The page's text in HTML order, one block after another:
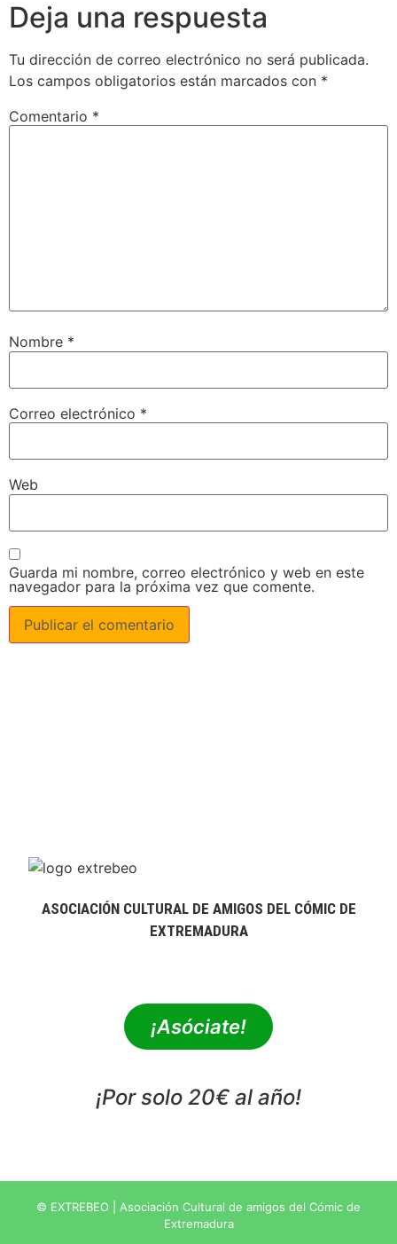
Deja una respuesta
Tu dirección de correo electrónico no será publicada.
Los campos obligatorios están marcados con *
Comentario *
Nombre *
Correo electrónico *
Web
Guarda mi nombre, correo electrónico y web en este
navegador para la próxima vez que comente.
ASOCIACIÓN CULTURAL DE AMIGOS DEL CÓMIC DE
EXTREMADURA
¡Asóciate!
¡Por solo 20€ al año!
© EXTREBEO | Asociación Cultural de amigos del Cómic de
Extremadura